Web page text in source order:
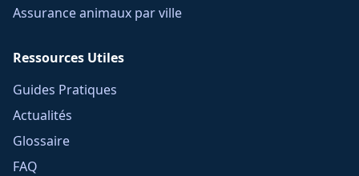
Assurance animaux par ville
Ressources Utiles
Guides Pratiques
Actualités
Glossaire
FAQ